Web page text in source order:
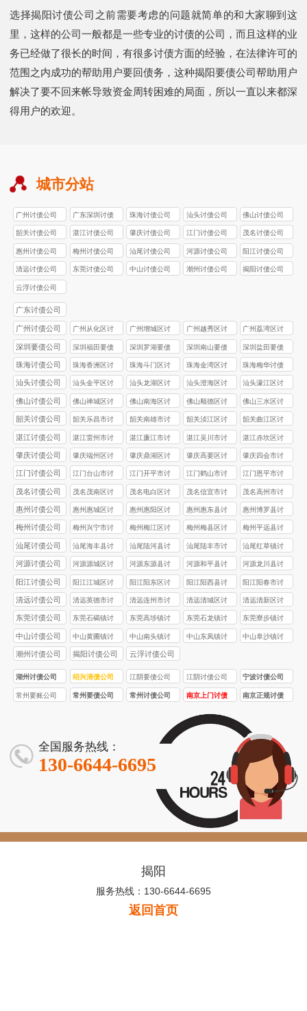
选择揭阳讨债公司之前需要考虑的问题就简单的和大家聊到这
里，这样的公司一般都是一些专业的讨债的公司，而且这样的业
务已经做了很长的时间，有很多讨债方面的经验，在法律许可的
范围之内成功的帮助用户要回债务，这种揭阳要债公司帮助用户
解决了要不回来帐导致资金周转困难的局面，所以一直以来都深
得用户的欢迎。
城市分站
广州讨债公司
广东深圳讨债
公司
珠海讨债公司 汕头讨债公司 佛山讨债公司
韶关讨债公司 湛江讨债公司 肇庆讨债公司 江门讨债公司 茂名讨债公司
惠州讨债公司 梅州讨债公司 汕尾讨债公司 河源讨债公司 阳江讨债公司
清远讨债公司 东莞讨债公司 中山讨债公司 潮州讨债公司 揭阳讨债公司
云浮讨债公司
广东讨债公司
广州讨债公司
广州从化区讨
债公司
广州增城区讨
债公司
广州越秀区讨
债公司
广州荔湾区讨
债公司
深圳要债公司
深圳福田要债
公司
深圳罗湖要债
公司
深圳南山要债
公司
深圳盐田要债
公司
珠海讨债公司
珠海香洲区讨
债公司
珠海斗门区讨
债公司
珠海金湾区讨
债公司
珠海梅华讨债
公司
汕头讨债公司
汕头金平区讨
债公司
汕头龙湖区讨
债公司
汕头澄海区讨
债公司
汕头濠江区讨
债公司
佛山讨债公司
佛山禅城区讨
债公司
佛山南海区讨
债公司
佛山顺德区讨
债公司
佛山三水区讨
债公司
韶关讨债公司
韶关乐昌市讨
债公司
韶关南雄市讨
债公司
韶关浈江区讨
债公司
韶关‌曲江区讨
债公司
湛江讨债公司
湛江雷州市‌讨
债公司
湛江‌‌廉江市‌讨
债公司
湛江‌‌吴川市讨
债公司
湛江赤坎区‌讨
债公司
肇庆讨债公司
肇庆‌端州区讨
债公司
肇庆鼎湖区讨
债公司
肇庆高要区讨
债公司
肇庆四会市讨
债公司
江门讨债公司
江门台山市讨
债公司
江门开平市讨
债公司
江门鹤山市讨
债公司
江门恩平市讨
债公司
茂名讨债公司
茂名茂南区讨
债公司
茂名电白区讨
债公司
茂名信宜市讨
债公司
茂名高州市讨
债公司
惠州讨债公司
惠州惠城区讨
债公司
惠州惠阳区讨
债公司
惠州惠东县讨
债公司
惠州博罗县讨
债公司
梅州讨债公司
梅州兴宁市讨
债公司
梅州梅江区讨
债公司
梅州梅县区讨
债公司
梅州平远县讨
债公司
汕尾讨债公司
汕尾海丰县讨
债公司
汕尾陆河县讨
债公司
汕尾陆丰市讨
债公司
汕尾红草镇讨
债公司
河源讨债公司
河源源城区讨
债公司
河源东源县讨
债公司
河源和平县讨
债公司
河源龙川县讨
债公司
阳江讨债公司
阳江江城区讨
债公司
阳江阳东区讨
债公司
阳江阳西县讨
债公司
阳江阳春市讨
债公司
清远讨债公司
清远英德市讨
债公司
清远连州市讨
债公司
清远清城区讨
债公司
清远清新区讨
债公司
东莞讨债公司
东莞石碣镇讨
债公司
东莞高埗镇讨
债公司
东莞石龙镇讨
债公司
东莞寮步镇讨
债公司
中山讨债公司
中山黄圃镇讨
债公司
中山南头镇讨
债公司
中山东凤镇讨
中山阜沙镇讨
潮州讨债公司 揭阳讨债公司 云浮讨债公司
湖州讨债公司 绍兴清债公司 江阴要债公司 江阴讨债公司 宁波讨债公司
常州要账公司 常州要债公司 常州讨债公司
南京上门讨债
南京正规讨债
全国服务热线：
130-6644-6695
揭阳
服务热线：130-6644-6695
返回首页